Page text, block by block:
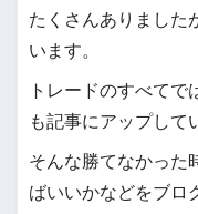
たくさんありました
います。
トレードのすべて
も記事にアップして
そんな勝てなかった
ばいいかなどをブロ